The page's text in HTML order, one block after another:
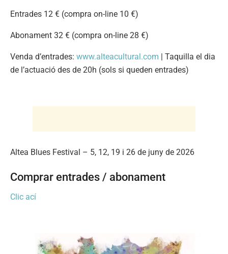
Entrades 12 € (compra on-line 10 €)
Abonament 32 € (compra on-line 28 €)
Venda d’entrades: www.alteacultural.com | Taquilla el dia
de l’actuació des de 20h (sols si queden entrades)
Altea Blues Festival – 5, 12, 19 i 26 de juny de 2026
Comprar entrades / abonament
Clic ací